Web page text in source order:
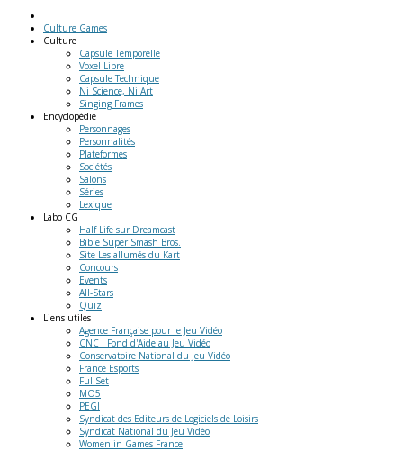
Culture Games
Culture
Capsule Temporelle
Voxel Libre
Capsule Technique
Ni Science, Ni Art
Singing Frames
Encyclopédie
Personnages
Personnalités
Plateformes
Sociétés
Salons
Séries
Lexique
Labo CG
Half Life sur Dreamcast
Bible Super Smash Bros.
Site Les allumés du Kart
Concours
Events
All-Stars
Quiz
Liens utiles
Agence Française pour le Jeu Vidéo
CNC : Fond d'Aide au Jeu Vidéo
Conservatoire National du Jeu Vidéo
France Esports
FullSet
MO5
PEGI
Syndicat des Editeurs de Logiciels de Loisirs
Syndicat National du Jeu Vidéo
Women in Games France